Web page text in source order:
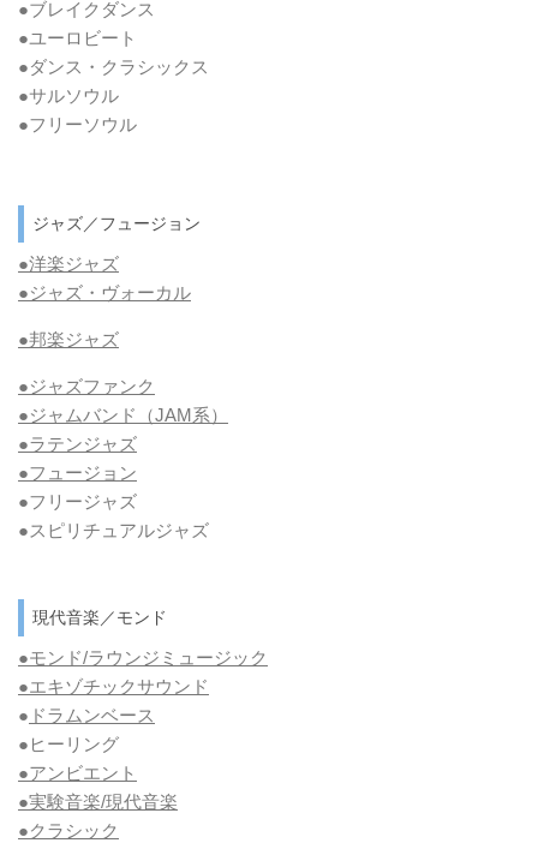
●ブレイクダンス
●ユーロビート
●ダンス・クラシックス
●サルソウル
●フリーソウル
ジャズ／フュージョン
●洋楽ジャズ
●ジャズ・ヴォーカル
●邦楽ジャズ
●ジャズファンク
●ジャムバンド（JAM系）
●ラテンジャズ
●フュージョン
●フリージャズ
●スピリチュアルジャズ
現代音楽／モンド
●モンド/ラウンジミュージック
●エキゾチックサウンド
● ドラムンベース
●ヒーリング
●アンビエント
●実験音楽/現代音楽
●クラシック